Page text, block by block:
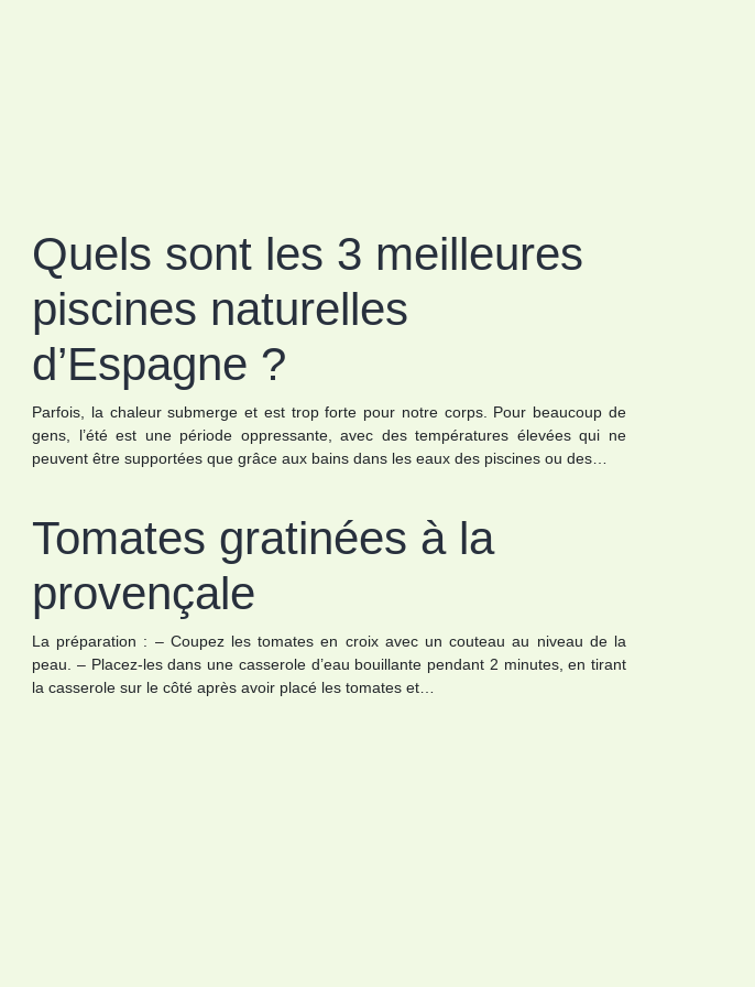
Quels sont les 3 meilleures
piscines naturelles
d’Espagne ?
Parfois, la chaleur submerge et est trop forte pour notre corps. Pour beaucoup de
gens, l’été est une période oppressante, avec des températures élevées qui ne
peuvent être supportées que grâce aux bains dans les eaux des piscines ou des…
Tomates gratinées à la
provençale
La préparation : – Coupez les tomates en croix avec un couteau au niveau de la
peau. – Placez-les dans une casserole d’eau bouillante pendant 2 minutes, en tirant
la casserole sur le côté après avoir placé les tomates et…